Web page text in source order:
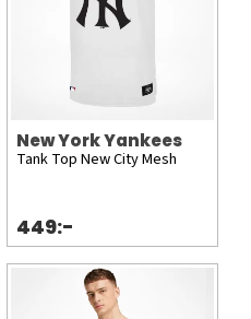
New York Yankees
Tank Top New City Mesh
449:-